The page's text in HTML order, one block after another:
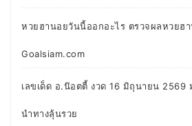
หวยฮานอยวันนี้ออกอะไร ตรวจผลหวยฮ
Goalsiam.com
เลขเด็ด อ.น๊อตตี้ งวด 16 มิถุนายน 2569
นำทางลุ้นรวย